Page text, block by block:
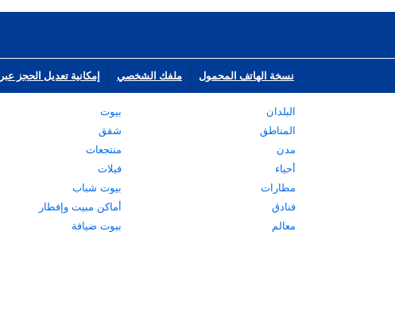
نسخة الهاتف المحمول ملفك الشخصي إمكانية تعديل الحجز
البلدان
المناطق
مدن
أحياء
مطارات
فنادق
معالم
بيوت
شقق
منتجعات
فيلات
بيوت شباب
أماكن مبيت وإفطار
بيوت ضيافة